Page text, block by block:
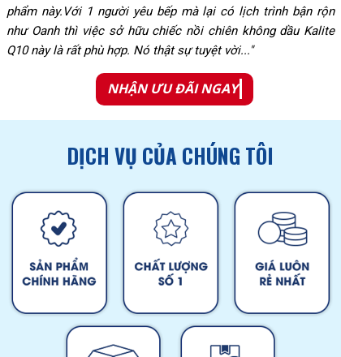
phẩm này.Với 1 người yêu bếp mà lại có lịch trình bận rộn
như Oanh thì việc sở hữu chiếc nồi chiên không dầu Kalite
Q10 này là rất phù hợp. Nó thật sự tuyệt vời..."
NHẬN ƯU ĐÃI NGAY
DỊCH VỤ CỦA CHÚNG TÔI